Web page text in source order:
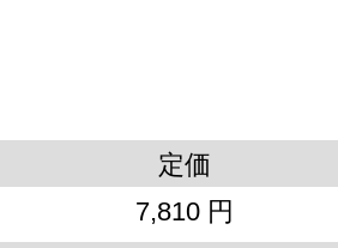
定価
7,810 円